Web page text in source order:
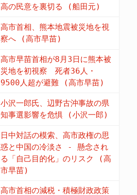
高の民意を裏切る (船田元)
高市首相、熊本地震被災地を視
察へ (高市早苗)
高市早苗首相が8月3日に熊本被
災地を初視察 死者36人・
9500人超が避難 (高市早苗)
小沢一郎氏、辺野古沖事故の県
知事選影響を危惧 (小沢一郎)
日中対話の模索、高市政権の思
惑と中国の冷淡さ - 懸念され
る「自己目的化」のリスク (高
市早苗)
高市首相の減税・積極財政政策